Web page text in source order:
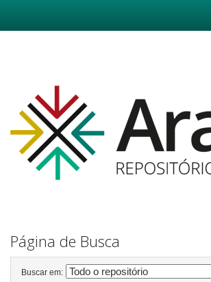
Página de Busca
Buscar em: